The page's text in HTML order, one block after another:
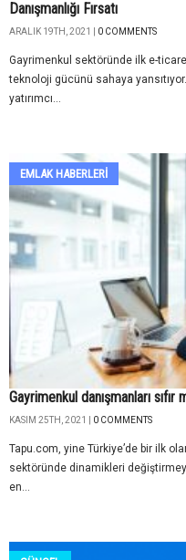
Danışmanlığı Fırsatı
ARALIK 19TH, 2021 | 0 COMMENTS
Gayrimenkul sektöründe ilk e-
teknoloji gücünü sahaya
yatırımcı...
EMLAK HABERLERI
Gayrimenkul danışmanları
KASIM 25TH, 2021 | 0 COMMENTS
Tapu.com, yine Türkiye’de bir ilk
sektöründe dinamikleri
en...